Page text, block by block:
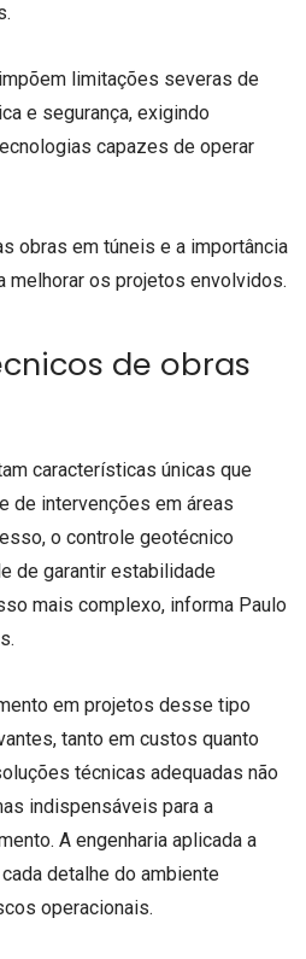
limitações severas de
e segurança, exigindo
capazes de operar
obras em túneis e a importância
melhorar os projetos envolvidos.
de obras
características únicas que
de intervenções em áreas
o controle geotécnico
de garantir estabilidade
mais complexo, informa Paulo
em projetos desse tipo
tanto em custos quanto
técnicas adequadas não
indispensáveis para a
A engenharia aplicada a
detalhe do ambiente
operacionais.